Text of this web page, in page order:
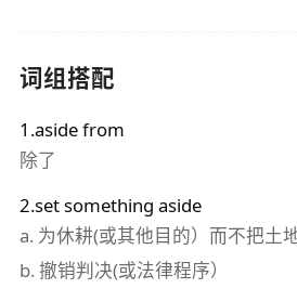
词组搭配
1.aside from
除了
2.set something aside
a. 为休耕(或其他目的）而不把土
b.撤销判决(或法律程序）